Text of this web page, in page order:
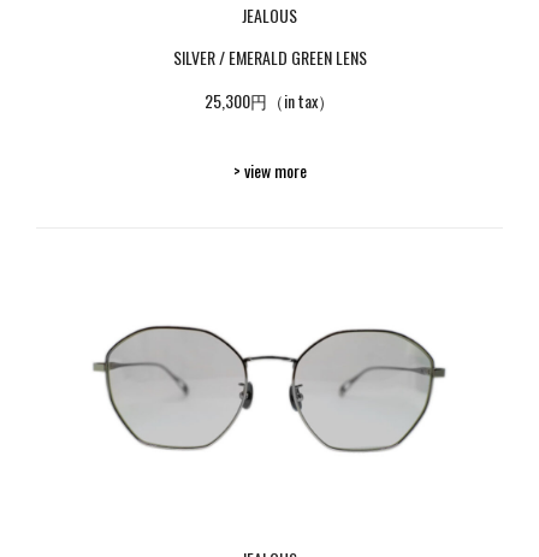
JEALOUS
SILVER / EMERALD GREEN LENS
25,300円（in tax）
> view more